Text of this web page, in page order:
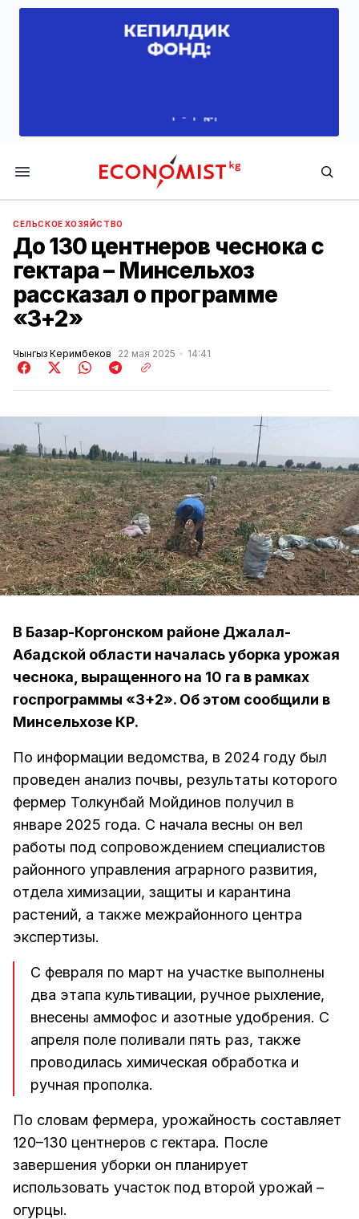
Economist.kg
СЕЛЬСКОЕ ХОЗЯЙСТВО
До 130 центнеров чеснока с
гектара – Минсельхоз
рассказал о программе
«3+2»
Чынгыз Керимбеков 22 мая 2025 14:41
В Базар-Коргонском районе Джалал-
Абадской области началась уборка урожая
чеснока, выращенного на 10 га в рамках
госпрограммы «3+2». Об этом сообщили в
Минсельхозе КР.
По информации ведомства, в 2024 году был
проведен анализ почвы, результаты которого
фермер Толкунбай Мойдинов получил в
январе 2025 года. С начала весны он вел
работы под сопровождением специалистов
районного управления аграрного развития,
отдела химизации, защиты и карантина
растений, а также межрайонного центра
экспертизы.
С февраля по март на участке выполнены
два этапа культивации, ручное рыхление,
внесены аммофос и азотные удобрения. С
апреля поле поливали пять раз, также
проводилась химическая обработка и
ручная прополка.
По словам фермера, урожайность составляет
120–130 центнеров с гектара. После
завершения уборки он планирует
использовать участок под второй урожай –
огурцы.